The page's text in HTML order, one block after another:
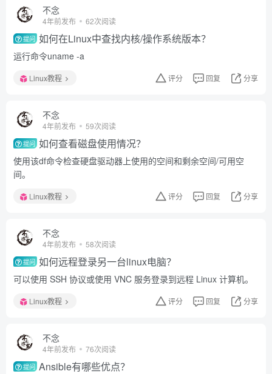
不念
4年前发布 62次阅读
提问 如何在Linux中查找内核/操作系统版本？
运行命令uname -a
Linux教程 评分 回复 分享
不念
4年前发布 59次阅读
提问 如何查看磁盘使用情况？
使用该df命令检查硬盘驱动器上使用的空间和剩余空间/可用空
间。
Linux教程 评分 回复 分享
不念
4年前发布 58次阅读
提问 如何远程登录另一台linux电脑？
可以使用 SSH 协议或使用 VNC 服务登录到远程 Linux 计算机。
Linux教程 评分 回复 分享
不念
4年前发布 76次阅读
提问 Ansible有哪些优点？